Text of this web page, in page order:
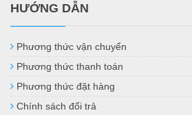
HƯỚNG DẪN
Phương thức vận chuyển
Phương thức thanh toán
Phương thức đặt hàng
Chính sách đổi trả